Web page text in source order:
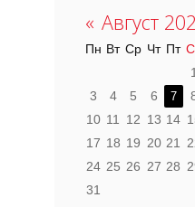
« Август
Пн Вт Ср Чт Пт
1
3
4 5 6 7
10 11 12 13 14
17 18 19 20 21
24 25 26 27 28
31